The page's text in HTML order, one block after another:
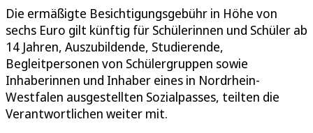
Die ermäßigte Besichtigungsgebühr in Höhe von
sechs Euro gilt künftig für Schülerinnen und Schüler ab
14 Jahren, Auszubildende, Studierende,
Begleitpersonen von Schülergruppen sowie
Inhaberinnen und Inhaber eines in Nordrhein-
Westfalen ausgestellten Sozialpasses, teilten die
Verantwortlichen weiter mit.